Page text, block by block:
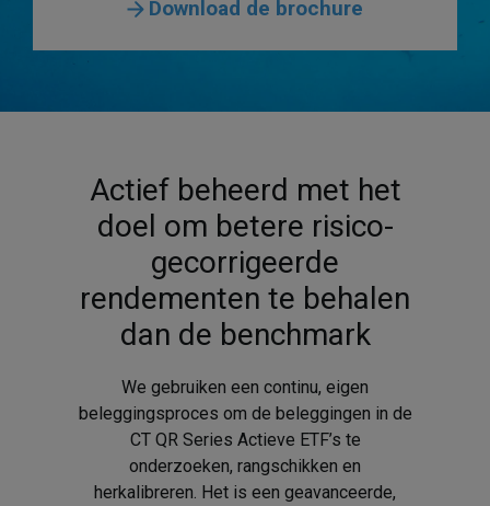
Download de brochure
Actief beheerd met het
doel om betere risico-
gecorrigeerde
rendementen te behalen
dan de benchmark
We gebruiken een continu, eigen
beleggingsproces om de beleggingen in de
CT QR Series Actieve ETF’s te
onderzoeken, rangschikken en
herkalibreren. Het is een geavanceerde,